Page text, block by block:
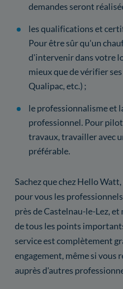
demandes seront
les qualifications et
Pour être sûr qu'un
d'intervenir dans votre
mieux que de vérifier
Qualipac, etc.) ;
le professionnalisme et
professionnel. Pour
travaux, travailler avec
préférable.
Sachez que chez Hello
pour vous les
près de Castelnau-le-Lez,
de tous les points
service est complètement
engagement, même si vous
auprès d'autres